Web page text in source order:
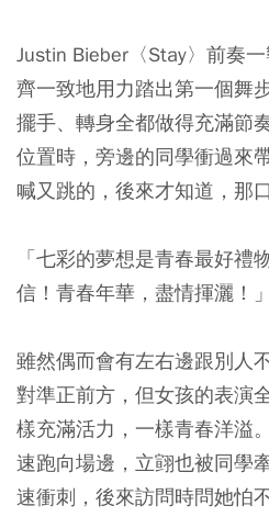
Justin Bieber〈Stay〉前奏
齊一致地用力踏出第一個舞
擺手、轉身全都做得充滿節
位置時，旁邊的同學衝過來
喊又跳的，後來才知道，那
「七彩的夢想是青春最好禮
信！青春年華，盡情揮灑！」
雖然偶而會有左右邊跟別人
對準正前方，但女孩的表演
樣充滿活力，一樣青春洋溢
速跑向場邊，立翧也被同學
速衝刺，後來訪問時問她怕